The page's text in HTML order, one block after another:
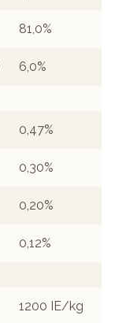
81,0%
6,0%
0,47%
0,30%
0,20%
0,12%
1200 IE/kg